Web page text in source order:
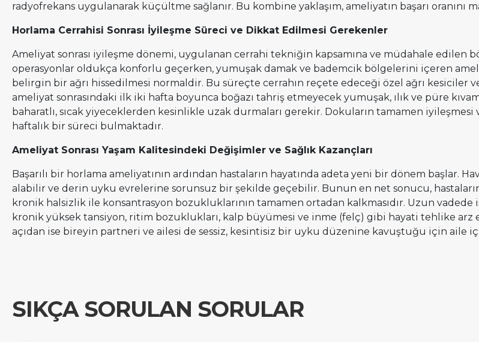
radyofrekans uygulanarak küçültme sağlanır. Bu kombine yaklaşım, ameliyatın başarı oranını
Horlama Cerrahisi Sonrası İyileşme Süreci ve Dikkat Edilmesi Gerekenler
Ameliyat sonrası iyileşme dönemi, uygulanan cerrahi tekniğin kapsamına ve müdahale edilen
operasyonlar oldukça konforlu geçerken, yumuşak damak ve bademcik bölgelerini içeren
belirgin bir ağrı hissedilmesi normaldir. Bu süreçte cerrahın reçete edeceği özel ağrı kesiciler
ameliyat sonrasındaki ilk iki hafta boyunca boğazı tahriş etmeyecek yumuşak, ılık ve püre
baharatlı, sıcak yiyeceklerden kesinlikle uzak durmaları gerekir. Dokuların tamamen
haftalık bir süreci bulmaktadır.
Ameliyat Sonrası Yaşam Kalitesindeki Değişimler ve Sağlık Kazançları
Başarılı bir horlama ameliyatının ardından hastaların hayatında adeta yeni bir dönem başlar.
alabilir ve derin uyku evrelerine sorunsuz bir şekilde geçebilir. Bunun en net sonucu, hastaların
kronik halsizlik ile konsantrasyon bozukluklarının tamamen ortadan kalkmasıdır. Uzun
kronik yüksek tansiyon, ritim bozuklukları, kalp büyümesi ve inme (felç) gibi hayati tehlike arz
açıdan ise bireyin partneri ve ailesi de sessiz, kesintisiz bir uyku düzenine kavuştuğu için aile
SIKÇA SORULAN SORULAR